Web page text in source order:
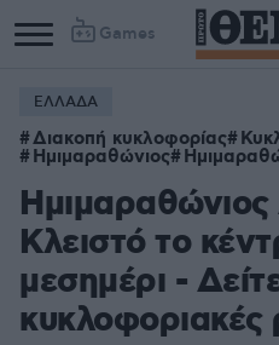
Games
ΕΛΛΑΔΑ
Διακοπή κυκλοφορίας
Ημιμαραθώνιος
Κλειστό το
μεσημέρι -
κυκλοφοριακές